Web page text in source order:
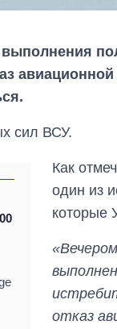
сил ВСУ.
Как
один из
которые
отказ